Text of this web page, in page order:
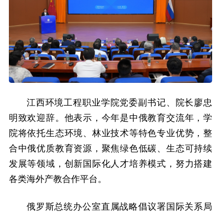
江西环境工程职业学院党委副书记、院长廖忠
明致欢迎辞。他表示，今年是中俄教育交流年，学
院将依托生态环境、林业技术等特色专业优势，整
合中俄优质教育资源，聚焦绿色低碳、生态可持续
发展等领域，创新国际化人才培养模式，努力搭建
各类海外产教合作平台。
俄罗斯总统办公室直属战略倡议署国际关系局